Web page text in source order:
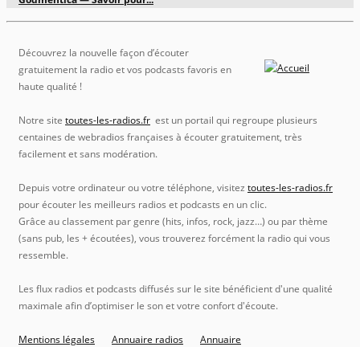
Découvrez la nouvelle façon d’écouter
gratuitement la radio et vos podcasts favoris en
haute qualité !
Notre site toutes-les-radios.fr est un portail qui regroupe plusieurs
centaines de webradios françaises à écouter gratuitement, très
facilement et sans modération.
Depuis votre ordinateur ou votre téléphone, visitez toutes-les-radios.fr
pour écouter les meilleurs radios et podcasts en un clic.
Grâce au classement par genre (hits, infos, rock, jazz…) ou par thème
(sans pub, les + écoutées), vous trouverez forcément la radio qui vous
ressemble.
Les flux radios et podcasts diffusés sur le site bénéficient d'une qualité
maximale afin d’optimiser le son et votre confort d'écoute.
Mentions légales Annuaire radios
Annuaire